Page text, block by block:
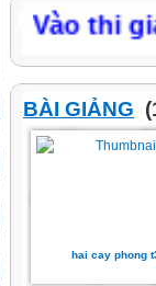
Vào thi
BÀI GIẢNG
hai cay phong